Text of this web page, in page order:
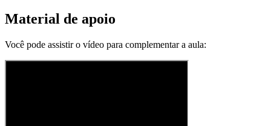
Material de apoio
Você pode assistir o vídeo para complementar a aula: